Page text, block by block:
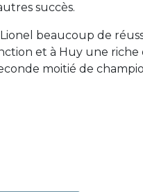
succès.
beaucoup de
et à Huy une riche
moitié de